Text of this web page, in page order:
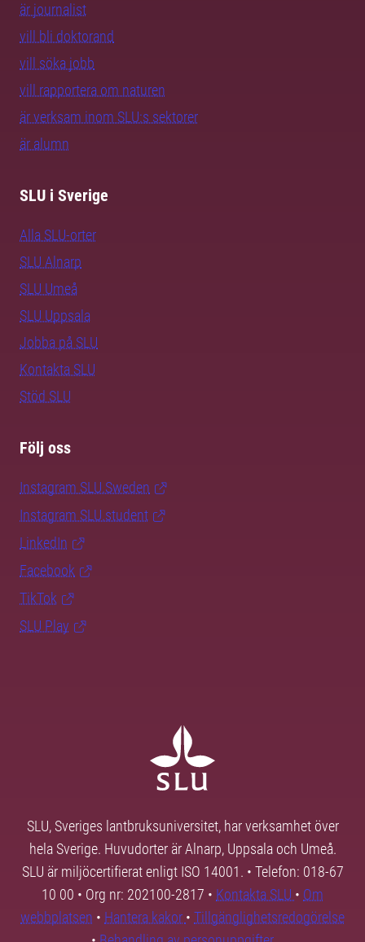
är journalist
vill bli doktorand
vill söka jobb
vill rapportera om naturen
är verksam inom SLU:s sektorer
är alumn
SLU i Sverige
Alla SLU-orter
SLU Alnarp
SLU Umeå
SLU Uppsala
Jobba på SLU
Kontakta SLU
Stöd SLU
Följ oss
Instagram SLU.Sweden
Instagram SLU.student
LinkedIn
Facebook
TikTok
SLU Play
SLU, Sveriges lantbruksuniversitet, har verksamhet över
hela Sverige. Huvudorter är Alnarp, Uppsala och Umeå.
SLU är miljöcertifierat enligt ISO 14001. • Telefon: 018-67
10 00 • Org nr: 202100-2817 • Kontakta SLU • Om
webbplatsen • Hantera kakor • Tillgänglighetsredogörelse